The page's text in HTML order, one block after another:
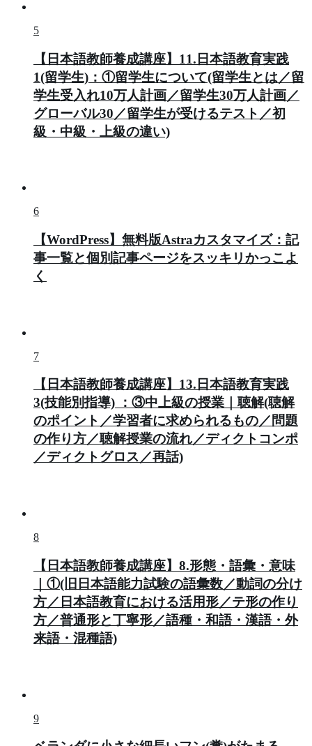
5
【日本語教師養成講座】11.日本語教育実践
1(留学生)：①留学生について(留学生とは／留
学生受入れ10万人計画／留学生30万人計画／
グローバル30／留学生が受けるテスト／初
級・中級・上級の違い)
6
【WordPress】無料版Astraカスタマイズ：記
事一覧と個別記事ページをスッキリかっこよ
く
7
【日本語教師養成講座】13.日本語教育実践
3(技能別指導) ：③中上級の授業｜聴解(聴解
のポイント／学習者に求められるもの／問題
の作り方／聴解授業の流れ／ディクトコンポ
／ディクトグロス／再話)
8
【日本語教師養成講座】8.形態・語彙・意味
｜①(旧日本語能力試験の語彙数／動詞の分け
方／日本語教育における活用形／テ形の作り
方／普通形と丁寧形／語種・和語・漢語・外
来語・混種語)
9